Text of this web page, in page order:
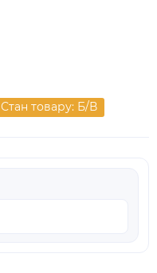
Стан товару: Б/В